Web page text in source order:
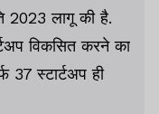
2023 लागू की है.
विकसित करने का
37 स्टार्टअप ही